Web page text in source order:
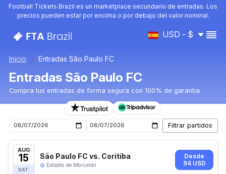
Football Tickets Brazil es un marketplace secundario de entradas. Los
precios pueden estar por encima o por debajo del valor nominal.
USD - $
Inicio Entradas São Paulo FC
Entradas São Paulo FC
Compra tus entradas de forma segura con 100% de garantía
Entradas para el próximo partido de São Paulo FC
AUG
15
SAT.
São Paulo FC vs. Coritiba
Estadio de Morumbi
Desde
94 USD